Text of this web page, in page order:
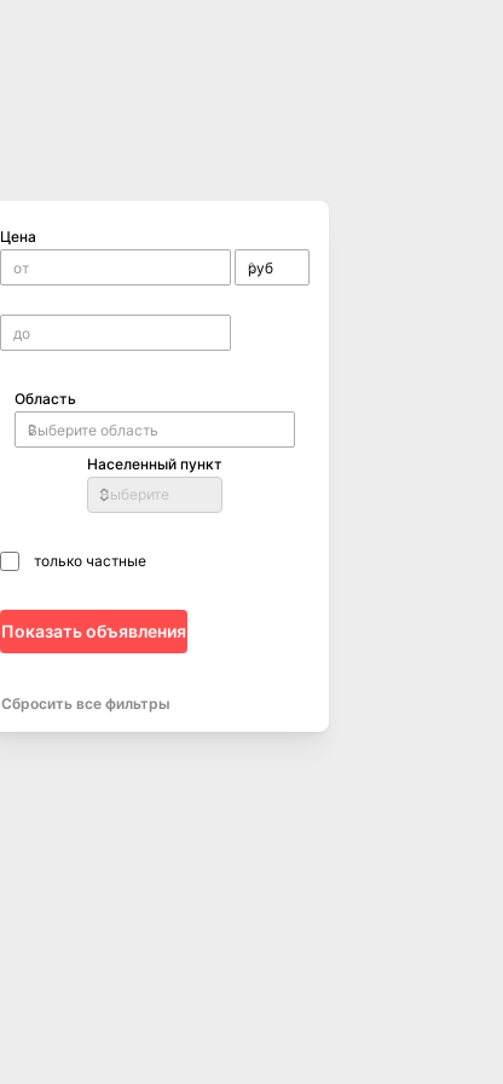
Цена
Область
Населенный пункт
Выберите
только частные
Показать объявления
Сбросить все фильтры